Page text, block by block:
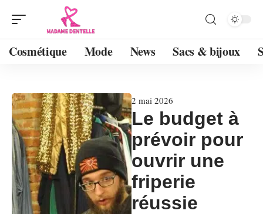
Cosmétique Mode News Sacs & bijoux
2 mai 2026
Le budget à
prévoir pour
ouvrir une
friperie
réussie